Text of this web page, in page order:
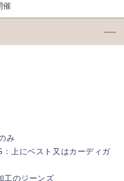
催​​​​
み
：上にベスト又はカーディガ
工のジーンズ